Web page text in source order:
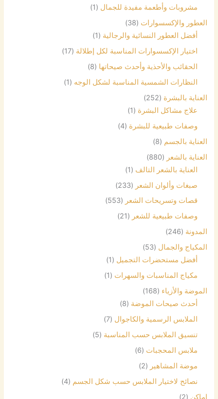
مشروبات وأطعمة مفيدة للجمال (1)
العطور والإكسسوارات (38)
أفضل العطور النسائية والرجالية (1)
اختيار الإكسسوارات المناسبة لكل إطلالة (17)
الحقائب والأحذية وأحدث صيحاتها (8)
النظارات الشمسية المناسبة لشكل الوجه (1)
العناية بالبشرة (252)
علاج مشاكل البشرة (1)
وصفات طبيعية للبشرة (4)
العناية بالجسم (8)
العناية بالشعر (880)
العناية بالشعر التالف (1)
صبغات وألوان الشعر (233)
قصات وتسريحات الشعر (553)
وصفات طبيعية للشعر (21)
المدونة (246)
المكياج والجمال (53)
أفضل مستحضرات التجميل (1)
مكياج المناسبات والسهرات (1)
الموضة والأزياء (168)
أحدث صيحات الموضة (8)
الملابس الرسمية والكاجوال (7)
تنسيق الملابس حسب المناسبة (5)
ملابس المحجبات (6)
موضة المشاهير (2)
نصائح لاختيار الملابس حسب شكل الجسم (4)
اماكن (2)